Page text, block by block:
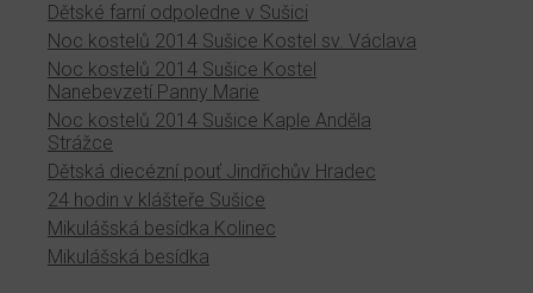
Dětské farní odpoledne v Sušici
Noc kostelů 2014 Sušice Kostel sv. Václava
Noc kostelů 2014 Sušice Kostel
Nanebevzetí Panny Marie
Noc kostelů 2014 Sušice Kaple Anděla
Strážce
Dětská diecézní pouť Jindřichův Hradec
24 hodin v klášteře Sušice
Mikulášská besídka Kolinec
Mikulášská besídka